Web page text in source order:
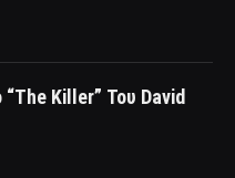
“The Killer” Του David